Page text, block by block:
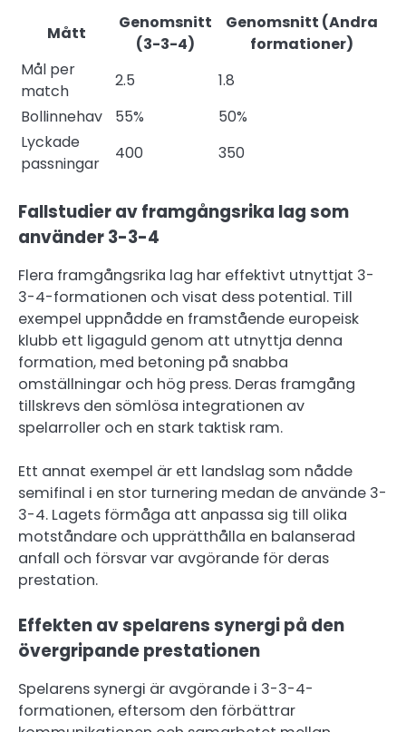
Mått
Genomsnitt
(3-3-4)
Genomsnitt (Andra
formationer)
Mål per
match
2.5
1.8
Bollinnehav
55%
50%
Lyckade
passningar
400 350
Fallstudier av framgångsrika lag som
använder 3-3-4
Flera framgångsrika lag har effektivt utnyttjat 3-
3-4-formationen och visat dess potential. Till
exempel uppnådde en framstående europeisk
klubb ett ligaguld genom att utnyttja denna
formation, med betoning på snabba
omställningar och hög press. Deras framgång
tillskrevs den sömlösa integrationen av
spelarroller och en stark taktisk ram.
Ett annat exempel är ett landslag som nådde
semifinal i en stor turnering medan de använde 3-
3-4. Lagets förmåga att anpassa sig till olika
motståndare och upprätthålla en balanserad
anfall och försvar var avgörande för deras
prestation.
Effekten av spelarens synergi på den
övergripande prestationen
Spelarens synergi är avgörande i 3-3-4-
formationen, eftersom den förbättrar